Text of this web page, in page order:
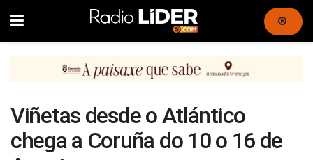
Viñetas desde o Atlántico
chega a Coruña do 10 o 16 de